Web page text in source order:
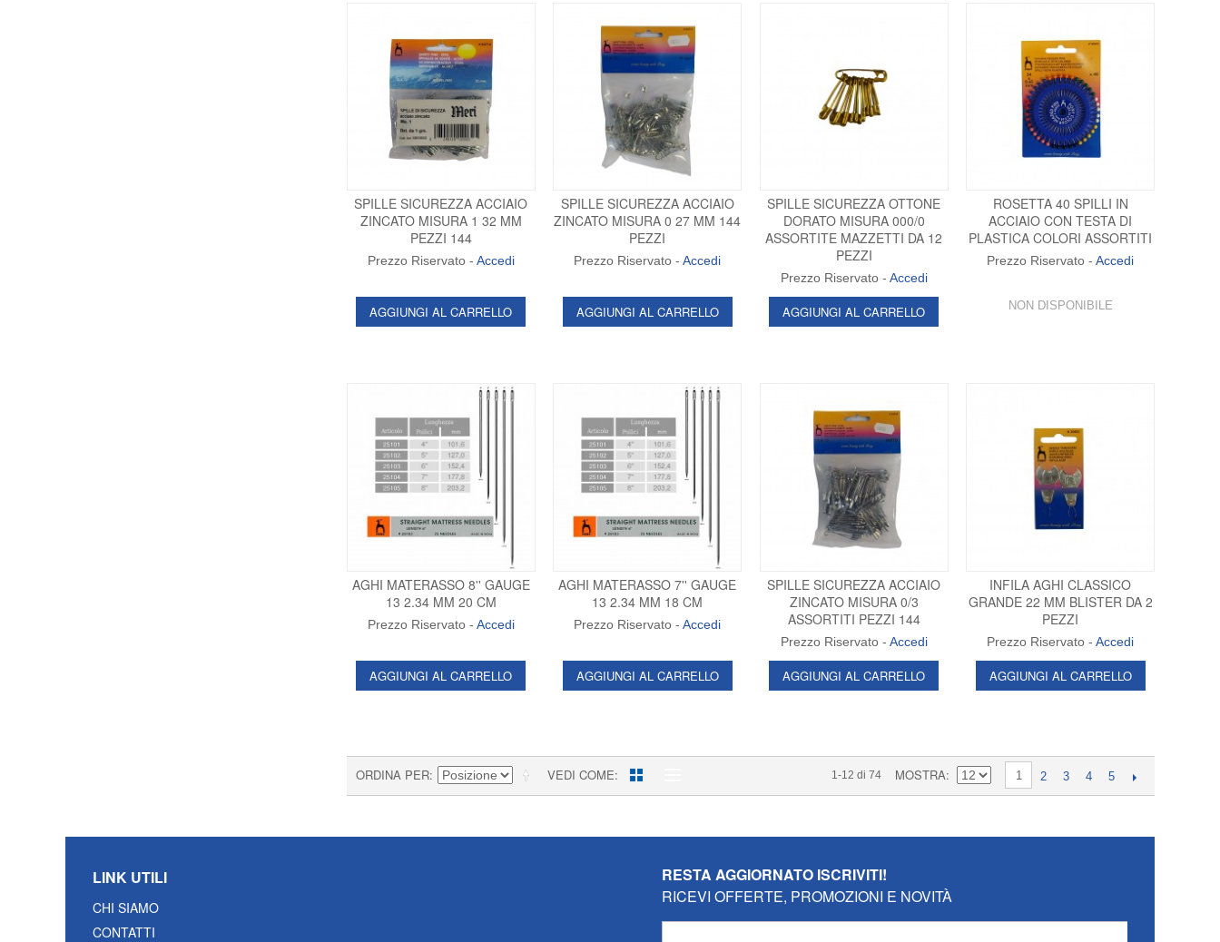
SPILLE SICUREZZA ACCIAIO
ZINCATO MISURA 1 32 MM
PEZZI 144
Prezzo Riservato - Accedi
AGGIUNGI AL CARRELLO
SPILLE SICUREZZA ACCIAIO
ZINCATO MISURA 0 27 MM 144
PEZZI
Prezzo Riservato -Accedi
AGGIUNGI AL CARRELLO
SPILLE SICUREZZA OTTONE
DORATO MISURA 000/0
ASSORTITE MAZZETTI DA 12
PEZZI
Prezzo Riservato - Accedi
AGGIUNGI AL CARRELLO
ROSETTA 40 SPILLI IN
ACCIAIO CON TESTA DI
PLASTICA COLORI ASSORTITI
Prezzo Riservato -Accedi
NON DISPONIBILE
AGHI MATERASSO 8'' GAUGE
13 2.34 MM 20 CM
Prezzo Riservato - Accedi
AGGIUNGI AL CARRELLO
AGHI MATERASSO 7'' GAUGE
13 2.34 MM 18 CM
Prezzo Riservato -Accedi
AGGIUNGI AL CARRELLO
SPILLE SICUREZZA ACCIAIO
ZINCATO MISURA 0/3
ASSORTITI PEZZI 144
Prezzo Riservato - Accedi
AGGIUNGI AL CARRELLO
INFILA AGHI CLASSICO
GRANDE 22 MM BLISTER DA 2
PEZZI
Prezzo Riservato -Accedi
AGGIUNGI AL CARRELLO
VEDI COME
ORDINA PER 1-12 di 74 MOSTRA 1 2 3 4 5
RESTA AGGIORNATO ISCRIVITI!
RICEVI OFFERTE, PROMOZIONI E NOVITÀ
LINK UTILI
CHI SIAMO
CONTATTI